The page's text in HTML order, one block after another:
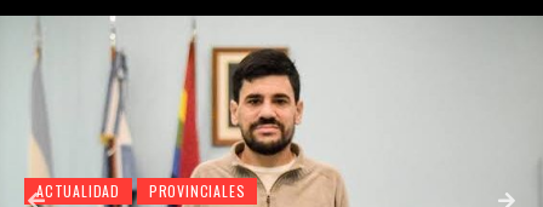
ACTUALIDAD PROVINCIALES